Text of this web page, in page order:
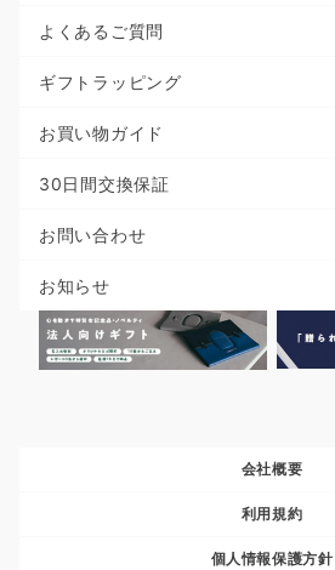
よくあるご質問
ギフトラッピング
お買い物ガイド
30日間交換保証
お問い合わせ
お知らせ
会社概要
利用規約
個人情報保護方針